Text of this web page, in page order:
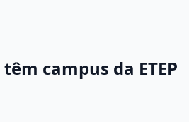
campus da ETEP